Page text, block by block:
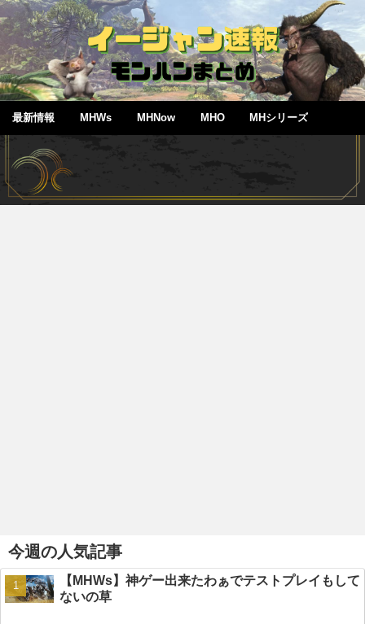
最新情報 MHWs MHNow MHO MHシリーズ
今週の人気記事
【MHWs】神ゲー出来たわぁでテストプレイもして
ないの草